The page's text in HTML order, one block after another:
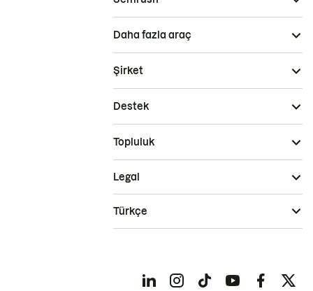
Daha fazla araç
Şirket
Destek
Topluluk
Legal
Türkçe